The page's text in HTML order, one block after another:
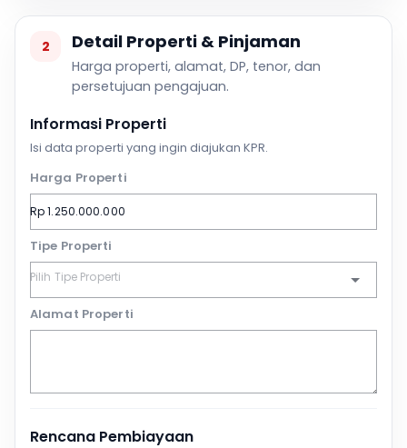
2 Detail Properti & Pinjaman
Harga properti, alamat, DP, tenor, dan
persetujuan pengajuan.
Informasi Properti
Isi data properti yang ingin diajukan KPR.
Harga Properti
Tipe Properti
Alamat Properti
Rencana Pembiayaan